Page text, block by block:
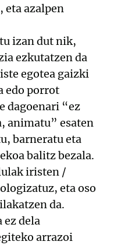
eta azalpen
izan dut nik,
ezkutatzen da
egotea gaizki
edo porrot
dagoenari “ez
animatu” esaten
barneratu eta
balitz bezala.
iristen /
eta oso
da.
ez dela
arrazoi